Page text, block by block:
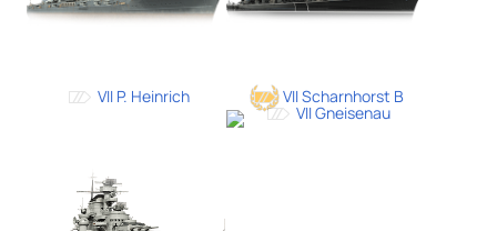
VII P. Heinrich VII Scharnhorst B
VII Gneisenau